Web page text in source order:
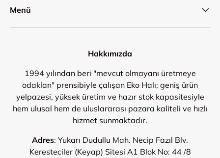
Menü
Hakkımızda
1994 yılından beri "mevcut olmayanı üretmeye
odaklan" prensibiyle çalışan Eko Halı; geniş ürün
yelpazesi, yüksek üretim ve hazır stok kapasitesiyle
hem ulusal hem de uluslararası pazara kaliteli ve hızlı
hizmet sunmaktadır.
Adres: Yukarı Dudullu Mah. Necip Fazıl Blv.
Keresteciler (Keyap) Sitesi A1 Blok No: 44 /8